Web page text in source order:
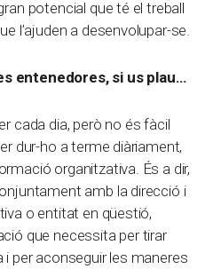
potencial que té el treball
l’ajuden a desenvolupar-se.
entenedores, si us plau…
cada dia, però no és fàcil
dur-ho a terme diàriament,
organitzativa. És a dir,
amb la direcció i
o entitat en qüestió,
que necessita per tirar
per aconseguir les maneres